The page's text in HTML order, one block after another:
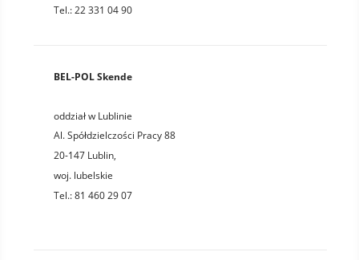
Tel.: 22 331 04 90
BEL-POL Skende
oddział w Lublinie
Al. Spółdzielczości Pracy 88
20-147 Lublin,
woj. lubelskie
Tel.:81 460 29 07